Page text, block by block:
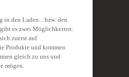
in den Laden... bzw. den
es zwei Möglichkeiten:
zuerst auf
Produkte und kommen
gleich zu uns und
mögen.